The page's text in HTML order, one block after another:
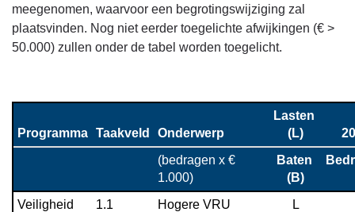
baten
naar
navigatie
programma
meegenomen, waarvoor een begrotingswijziging zal
plaatsvinden. Nog niet eerder toegelichte afwijkingen (€ >
50.000) zullen onder de tabel worden toegelicht.
Programma Taakveld Onderwerp
Lasten
(L)
(bedragen x €
1.000)
Baten
(B)
Veiligheid 1.1
Hogere VRU
L